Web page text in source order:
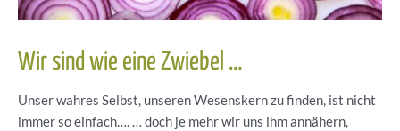
Wir sind wie eine Zwiebel …
Unser wahres Selbst, unseren Wesenskern zu finden, ist nicht
immer so einfach…. … doch je mehr wir uns ihm annähern,